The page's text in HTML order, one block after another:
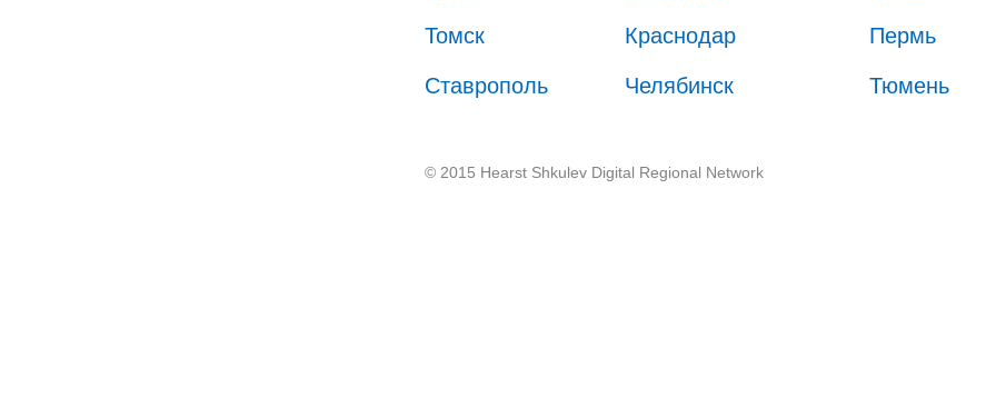
Томск Краснодар Пермь
Ставрополь Челябинск Тюмень
© 2015 Hearst Shkulev Digital Regional Network